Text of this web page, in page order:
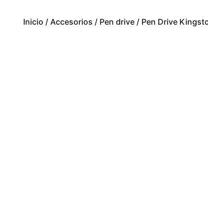
Inicio / Accesorios / Pen drive / Pen Drive